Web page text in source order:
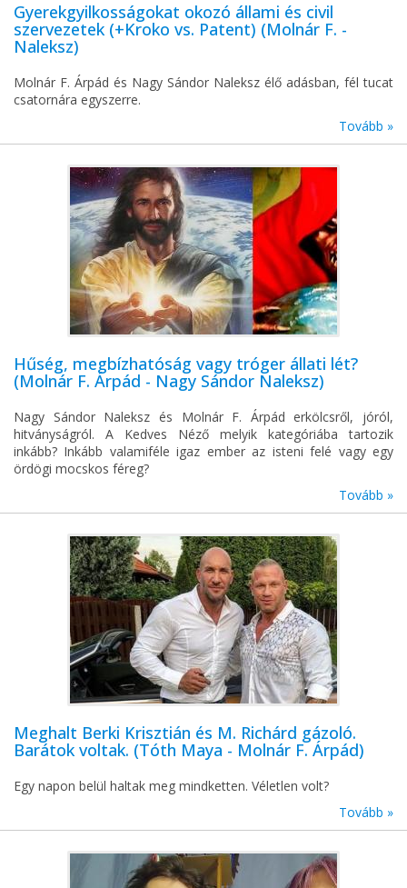
Gyerekgyilkosságokat okozó állami és civil
szervezetek (+Kroko vs. Patent) (Molnár F. -
Naleksz)
Molnár F. Árpád és Nagy Sándor Naleksz élő adásban, fél tucat
csatornára egyszerre.
Tovább »
Hűség, megbízhatóság vagy tróger állati lét?
(Molnár F. Árpád - Nagy Sándor Naleksz)
Nagy Sándor Naleksz és Molnár F. Árpád erkölcsről, jóról,
hitványságról. A Kedves Néző melyik kategóriába tartozik
inkább? Inkább valamiféle igaz ember az isteni felé vagy egy
ördögi mocskos féreg?
Tovább »
Meghalt Berki Krisztián és M. Richárd gázoló.
Barátok voltak. (Tóth Maya - Molnár F. Árpád)
Egy napon belül haltak meg mindketten. Véletlen volt?
Tovább »